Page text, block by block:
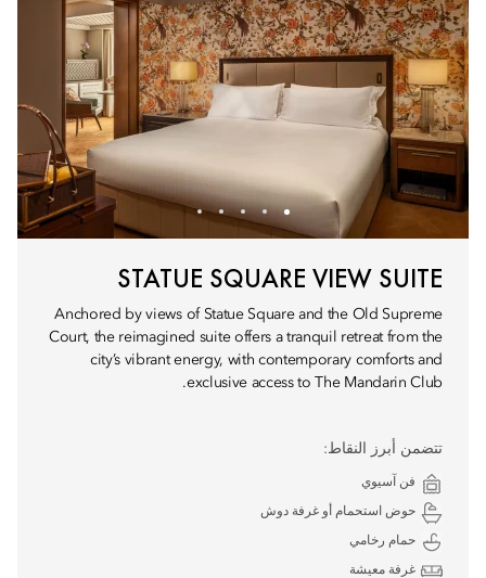
STATUE SQUARE VIEW SUITE
Anchored by views of Statue Square and the Old Supreme
Court, the reimagined suite offers a tranquil retreat from the
city’s vibrant energy, with contemporary comforts and
exclusive access to The Mandarin Club.
تتضمن أبرز النقاط:
فن آسيوي
حوض استحمام أو غرفة دوش
حمام رخامي
غرفة معيشة